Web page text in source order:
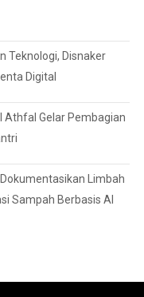
Teknologi, Disnaker
Digital
Athfal Gelar Pembagian
Limbah
Sampah Berbasis AI